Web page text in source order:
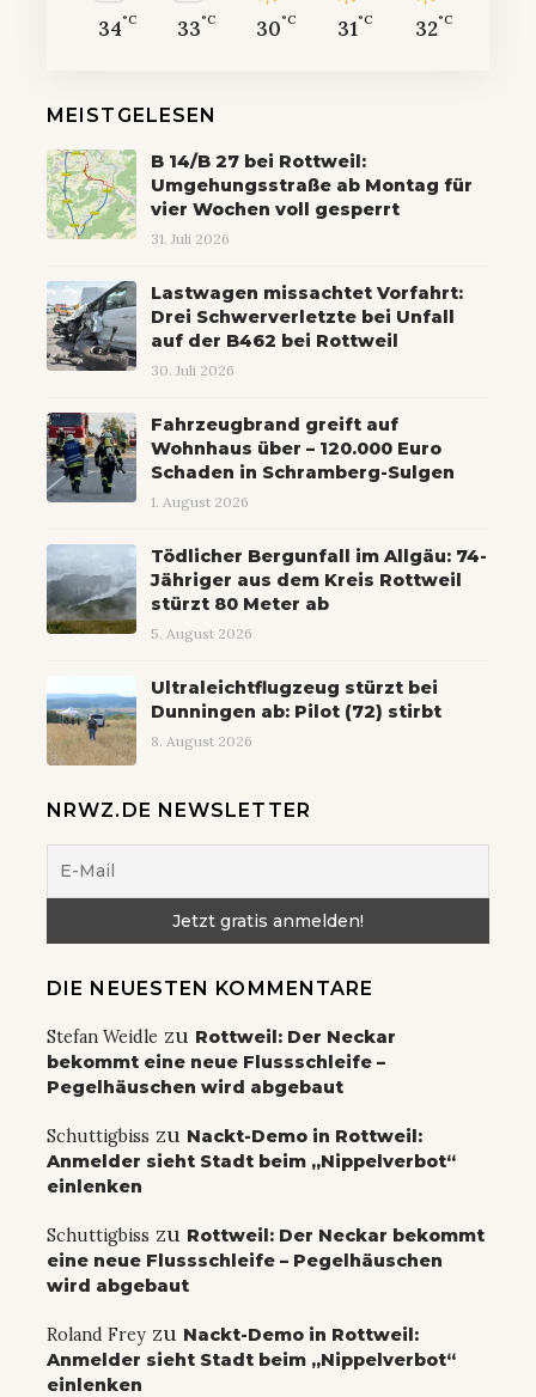
34°C 33°C 30°C 31°C 32°C
MEISTGELESEN
B 14/B 27 bei Rottweil:
Umgehungsstraße ab Montag für
vier Wochen voll gesperrt
31. Juli 2026
Lastwagen missachtet Vorfahrt:
Drei Schwerverletzte bei Unfall
auf der B462 bei Rottweil
30. Juli 2026
Fahrzeugbrand greift auf
Wohnhaus über – 120.000 Euro
Schaden in Schramberg-Sulgen
1. August 2026
Tödlicher Bergunfall im Allgäu: 74-
Jähriger aus dem Kreis Rottweil
stürzt 80 Meter ab
5. August 2026
Ultraleichtflugzeug stürzt bei
Dunningen ab: Pilot (72) stirbt
8. August 2026
NRWZ.DE NEWSLETTER
DIE NEUESTEN KOMMENTARE
Stefan Weidle zu Rottweil: Der Neckar
bekommt eine neue Flussschleife –
Pegelhäuschen wird abgebaut
Schuttigbiss zu Nackt-Demo in Rottweil:
Anmelder sieht Stadt beim „Nippelverbot“
einlenken
Schuttigbiss zu Rottweil: Der Neckar bekommt
eine neue Flussschleife – Pegelhäuschen
wird abgebaut
Roland Frey zu Nackt-Demo in Rottweil:
Anmelder sieht Stadt beim „Nippelverbot“
einlenken